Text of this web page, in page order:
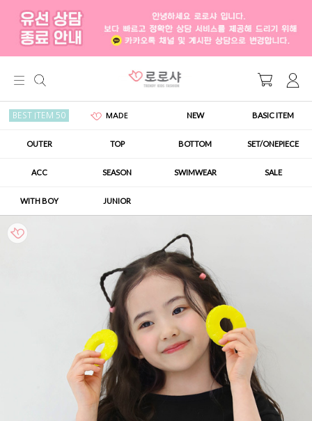
BEST ITEM 50 MADE NEW BASIC ITEM
OUTER TOP BOTTOM SET/ONEPIECE
ACC SEASON SWIMWEAR SALE
WITH BOY JUNIOR